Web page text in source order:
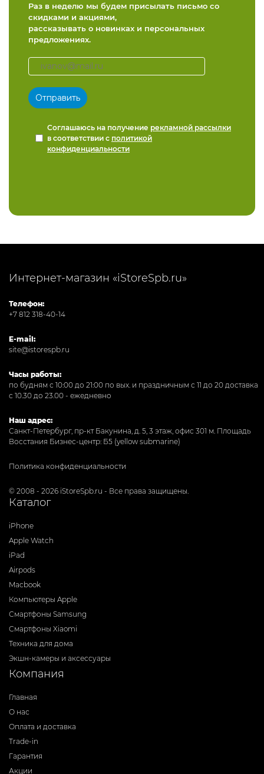
Раз в неделю мы будем присылать письмо со
скидками и акциями,
рассказывать о новинках и персональных
предложениях.
Соглашаюсь на получение рекламной рассылки
в соответствии с политикой
конфиденциальности
Интернет-магазин «iStoreSpb.ru»
Телефон:
+7 812 318-40-14
E-mail:
site@istorespb.ru
Часы работы:
по будням с 10:00 до 21:00 по вых. и праздничным с 11 до 20 доставка
с 10.30 до 23.00 - ежедневно
Наш адрес:
Санкт-Петербург, пр-кт Бакунина, д. 5, 3 этаж, офис 301 м. Площадь
Восстания Бизнес-центр: Б5 (yellow submarine)
Политика конфиденциальности
© 2008 - 2026 iStoreSpb.ru - Все права защищены.
Каталог
iPhone
Apple Watch
iPad
Airpods
Macbook
Компьютеры Apple
Смартфоны Samsung
Смартфоны Xiaomi
Техника для дома
Экшн-камеры и аксессуары
Компания
Главная
О нас
Оплата и доставка
Trade-in
Гарантия
Акции